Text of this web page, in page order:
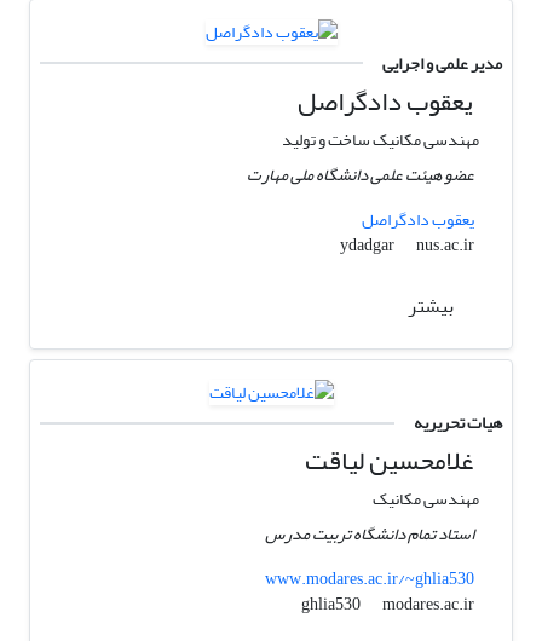
مدیر علمی و اجرایی
یعقوب دادگراصل
مهندسی مکانیک ساخت و تولید
عضو هیئت علمی دانشگاه ملی مهارت
یعقوب دادگراصل
ydadgar
nus.ac.ir
بیشتر
هیات تحریریه
غلامحسین لیاقت
مهندسی مکانیک
استاد تمام دانشگاه تربیت مدرس
www.modares.ac.ir/~ghlia530
ghlia530
modares.ac.ir